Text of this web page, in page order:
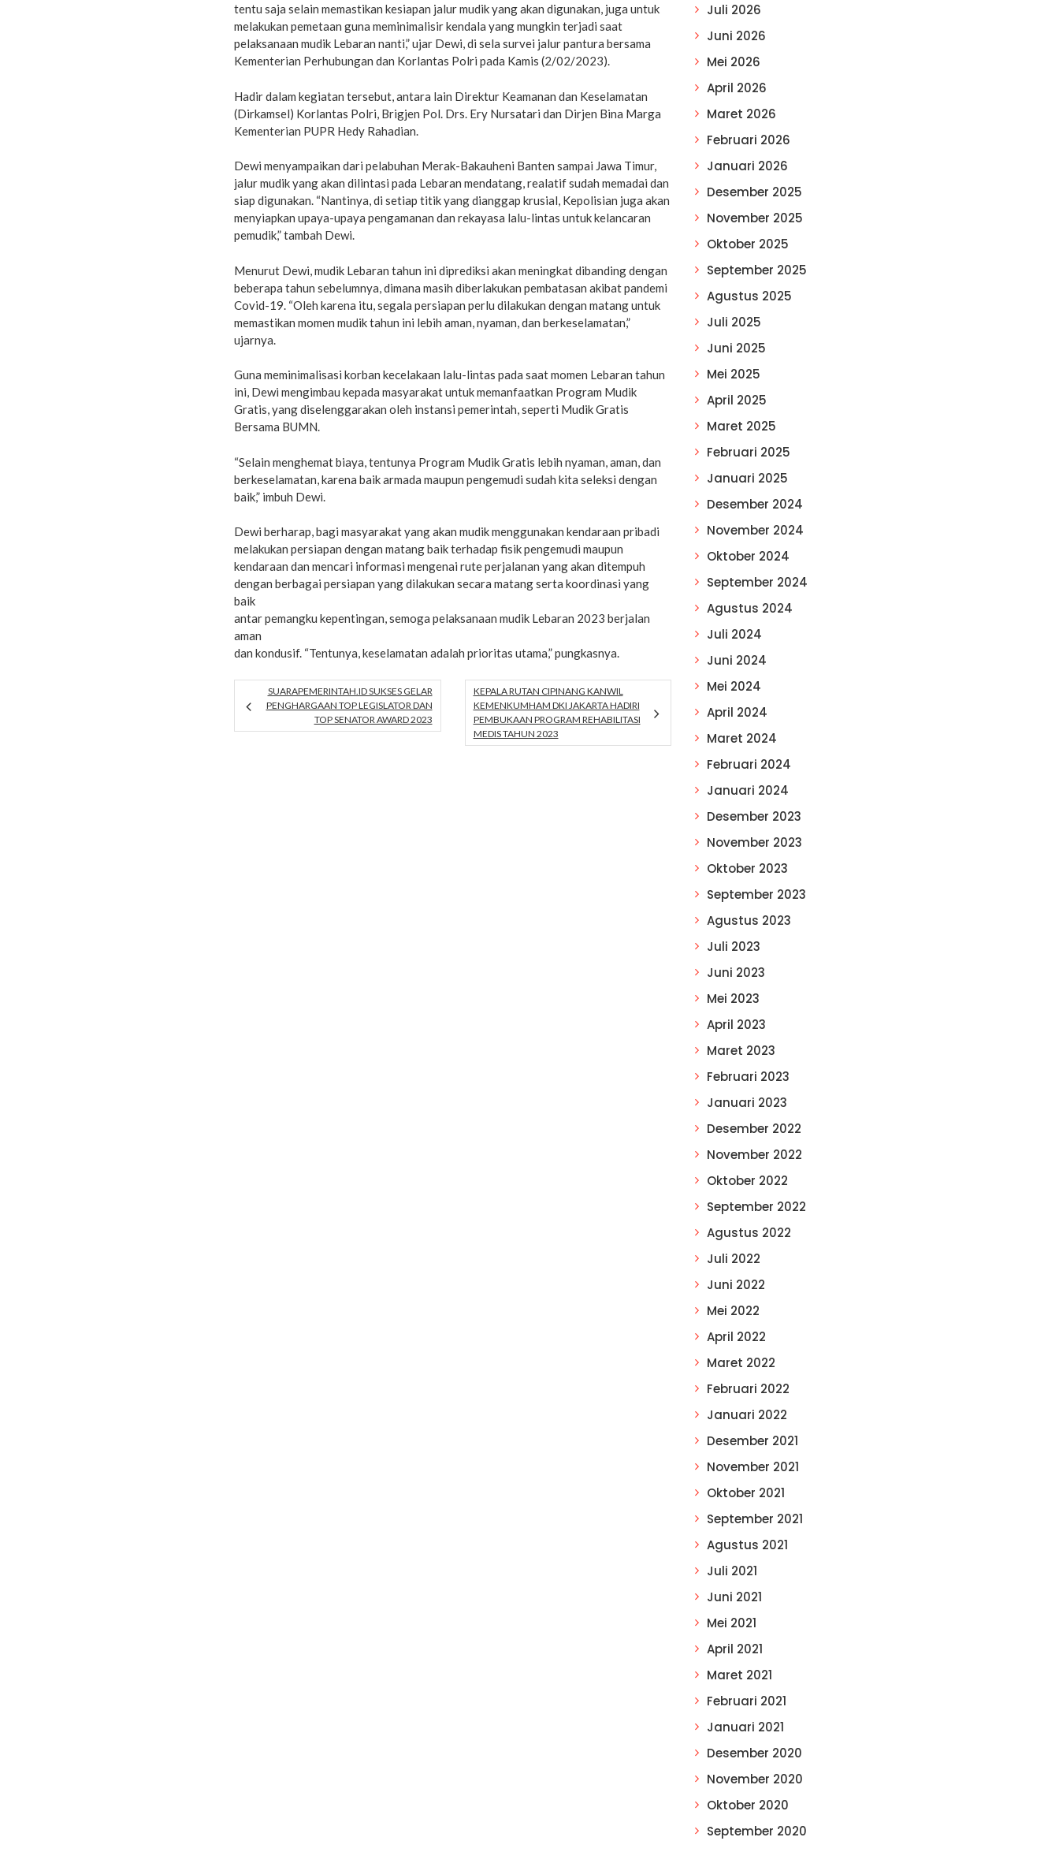
tentu saja selain memastikan kesiapan jalur mudik yang akan digunakan, juga untuk
melakukan pemetaan guna meminimalisir kendala yang mungkin terjadi saat
pelaksanaan mudik Lebaran nanti,” ujar Dewi, di sela survei jalur pantura bersama
Kementerian Perhubungan dan Korlantas Polri pada Kamis (2/02/2023).
Hadir dalam kegiatan tersebut, antara lain Direktur Keamanan dan Keselamatan
(Dirkamsel) Korlantas Polri, Brigjen Pol. Drs. Ery Nursatari dan Dirjen Bina Marga
Kementerian PUPR Hedy Rahadian.
Dewi menyampaikan dari pelabuhan Merak-Bakauheni Banten sampai Jawa Timur,
jalur mudik yang akan dilintasi pada Lebaran mendatang, realatif sudah memadai dan
siap digunakan. “Nantinya, di setiap titik yang dianggap krusial, Kepolisian juga akan
menyiapkan upaya-upaya pengamanan dan rekayasa lalu-lintas untuk kelancaran
pemudik,” tambah Dewi.
Menurut Dewi, mudik Lebaran tahun ini diprediksi akan meningkat dibanding dengan
beberapa tahun sebelumnya, dimana masih diberlakukan pembatasan akibat pandemi
Covid-19. “Oleh karena itu, segala persiapan perlu dilakukan dengan matang untuk
memastikan momen mudik tahun ini lebih aman, nyaman, dan berkeselamatan,”
ujarnya.
Guna meminimalisasi korban kecelakaan lalu-lintas pada saat momen Lebaran tahun
ini, Dewi mengimbau kepada masyarakat untuk memanfaatkan Program Mudik
Gratis, yang diselenggarakan oleh instansi pemerintah, seperti Mudik Gratis
Bersama BUMN.
“Selain menghemat biaya, tentunya Program Mudik Gratis lebih nyaman, aman, dan
berkeselamatan, karena baik armada maupun pengemudi sudah kita seleksi dengan
baik,” imbuh Dewi.
Dewi berharap, bagi masyarakat yang akan mudik menggunakan kendaraan pribadi
melakukan persiapan dengan matang baik terhadap fisik pengemudi maupun
kendaraan dan mencari informasi mengenai rute perjalanan yang akan ditempuh
dengan berbagai persiapan yang dilakukan secara matang serta koordinasi yang
baik
antar pemangku kepentingan, semoga pelaksanaan mudik Lebaran 2023 berjalan
aman
dan kondusif. “Tentunya, keselamatan adalah prioritas utama,” pungkasnya.
SUARAPEMERINTAH.ID SUKSES GELAR
PENGHARGAAN TOP LEGISLATOR DAN
TOP SENATOR AWARD 2023
KEPALA RUTAN CIPINANG KANWIL
KEMENKUMHAM DKI JAKARTA HADIRI
PEMBUKAAN PROGRAM REHABILITASI
MEDIS TAHUN 2023
Juli 2026
Juni 2026
Mei 2026
April 2026
Maret 2026
Februari 2026
Januari 2026
Desember 2025
November 2025
Oktober 2025
September 2025
Agustus 2025
Juli 2025
Juni 2025
Mei 2025
April 2025
Maret 2025
Februari 2025
Januari 2025
Desember 2024
November 2024
Oktober 2024
September 2024
Agustus 2024
Juli 2024
Juni 2024
Mei 2024
April 2024
Maret 2024
Februari 2024
Januari 2024
Desember 2023
November 2023
Oktober 2023
September 2023
Agustus 2023
Juli 2023
Juni 2023
Mei 2023
April 2023
Maret 2023
Februari 2023
Januari 2023
Desember 2022
November 2022
Oktober 2022
September 2022
Agustus 2022
Juli 2022
Juni 2022
Mei 2022
April 2022
Maret 2022
Februari 2022
Januari 2022
Desember 2021
November 2021
Oktober 2021
September 2021
Agustus 2021
Juli 2021
Juni 2021
Mei 2021
April 2021
Maret 2021
Februari 2021
Januari 2021
Desember 2020
November 2020
Oktober 2020
September 2020